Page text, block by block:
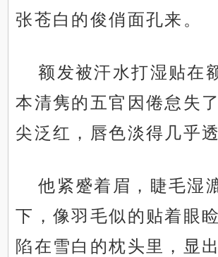
张苍白的俊俏面孔来。
额发被汗水打湿贴在
本清隽的五官因倦怠失
尖泛红，唇色淡得几乎透
他紧蹙着眉，睫毛湿
下，像羽毛似的贴着眼
陷在雪白的枕头里，显